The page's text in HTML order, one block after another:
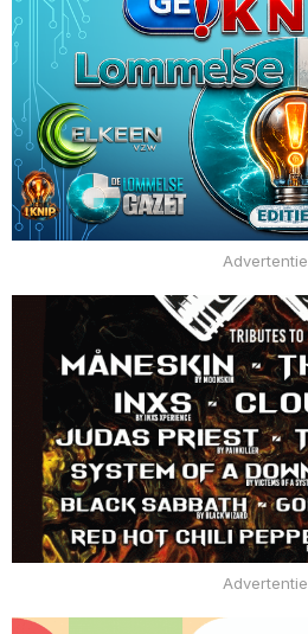
Advertentie
Advertentie